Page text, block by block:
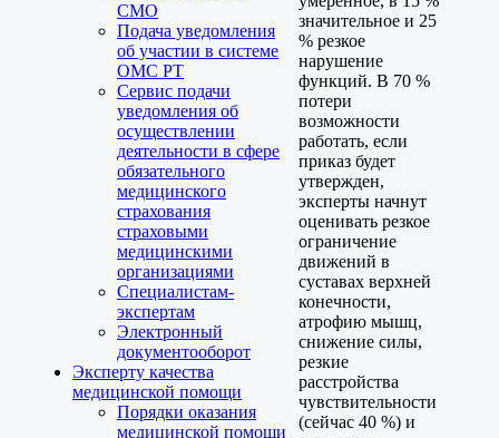
СМО
Подача уведомления
об участии в системе
ОМС РТ
Сервис подачи
уведомления об
осуществлении
деятельности в сфере
обязательного
медицинского
страхования
страховыми
медицинскими
организациями
Специалистам-
экспертам
Электронный
документооборот
Эксперту качества
медицинской помощи
Порядки оказания
медицинской помощи
значительное и 25
% резкое
нарушение
функций. В 70 %
потери
возможности
работать, если
приказ будет
утвержден,
эксперты начнут
оценивать резкое
ограничение
движений в
суставах верхней
конечности,
атрофию мышц,
снижение силы,
резкие
расстройства
чувствительности
(сейчас 40 %) и